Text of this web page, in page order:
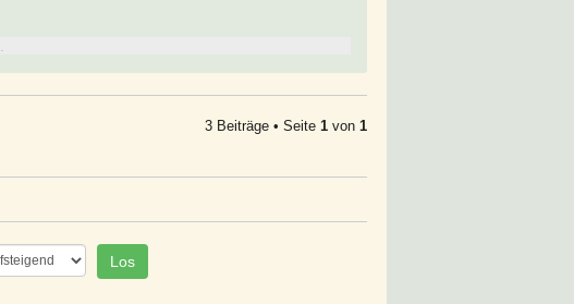
3 Beiträge • Seite 1 von 1